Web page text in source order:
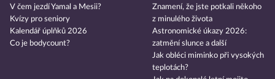
V čem jezdí Yamal a Mesii?
Kvízy pro seniory
Kalendář úplňků 2026
Co je bodycount?
Znamení, že jste potkali někoho
z minulého života
Astronomické úkazy 2026:
zatmění slunce a další
Jak obléci miminko při vysokých
teplotách?